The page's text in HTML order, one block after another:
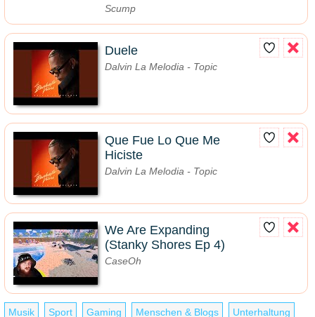
Scump
Duele
Dalvin La Melodia - Topic
Que Fue Lo Que Me
Hiciste
Dalvin La Melodia - Topic
We Are Expanding
(Stanky Shores Ep 4)
CaseOh
Musik Sport Gaming Menschen & Blogs Unterhaltung